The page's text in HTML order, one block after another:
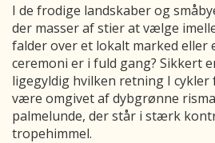
I de frodige landskaber og
der masser af stier at vælge
falder over et lokalt marked eller
ceremoni er i fuld gang? Sikkert
ligegyldig hvilken retning I cykler
være omgivet af dybgrønne
palmelunde, der står i stærk
tropehimmel.